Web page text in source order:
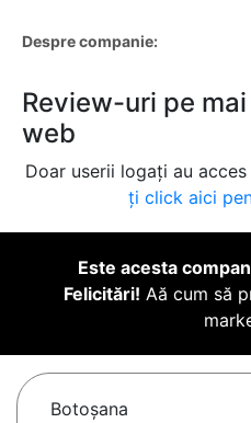
Despre companie:
Review-uri pe
web
Doar userii logați au
ți click aici
Este acesta
Felicitări! Aă cum să
Botoşana